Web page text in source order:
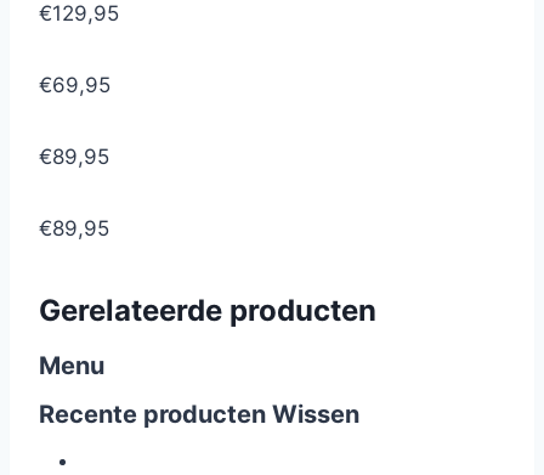
€129,95
€69,95
€89,95
€89,95
Gerelateerde producten
Menu
Recente producten Wissen